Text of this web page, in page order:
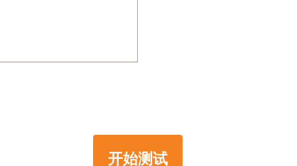
开始测试